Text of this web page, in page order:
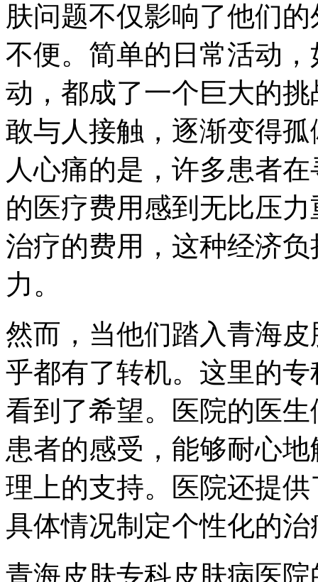
肤问题不仅影响了他们
不便。简单的日常活动
动，都成了一个巨大的
敢与人接触，逐渐变得
人心痛的是，许多患者
的医疗费用感到无比压
治疗的费用，这种经济
力。
然而，当他们踏入青海
乎都有了转机。这里的
看到了希望。医院的医
患者的感受，能够耐心
理上的支持。医院还提
具体情况制定个性化的
青海皮肤专科皮肤病医